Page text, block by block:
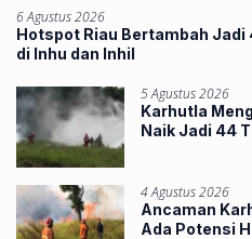
6 Agustus 2026
Hotspot Riau Bertambah
di Inhu dan Inhil
5 Agustus 2026
Karhutla
Naik Jadi 44
4 Agustus 2026
Ancaman
Ada Potensi